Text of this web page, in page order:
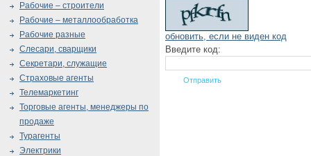
обновить, если не виден код
Введите код:
Рабочие – строители
Рабочие – металлообработка
Рабочие разные
Слесари, сварщики
Секретари, служащие
Страховые агенты
Телемаркетинг
Торговые агенты, менеджеры по
продаже
Турагенты
Электрики